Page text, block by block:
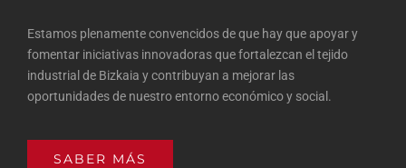
Estamos plenamente convencidos de que hay que apoyar y
fomentar iniciativas innovadoras que fortalezcan el tejido
industrial de Bizkaia y contribuyan a mejorar las
oportunidades de nuestro entorno económico y social.
SABER MÁS